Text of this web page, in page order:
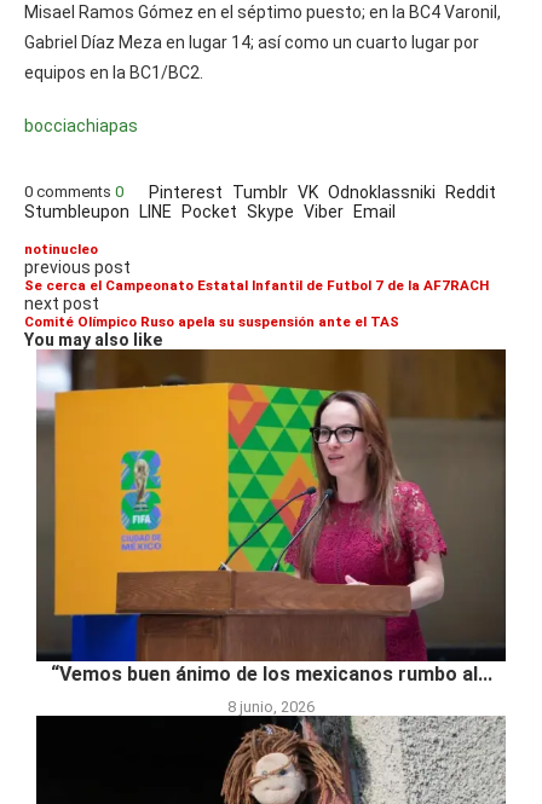
Misael Ramos Gómez en el séptimo puesto; en la BC4 Varonil,
Gabriel Díaz Meza en lugar 14; así como un cuarto lugar por
equipos en la BC1/BC2.
bocciachiapas
0 comments 0 Pinterest Tumblr VK Odnoklassniki Reddit
Stumbleupon LINE Pocket Skype Viber Email
notinucleo
previous post
Se cerca el Campeonato Estatal Infantil de Futbol 7 de la AF7RACH
next post
Comité Olímpico Ruso apela su suspensión ante el TAS
You may also like
“Vemos buen ánimo de los mexicanos rumbo al...
8 junio, 2026